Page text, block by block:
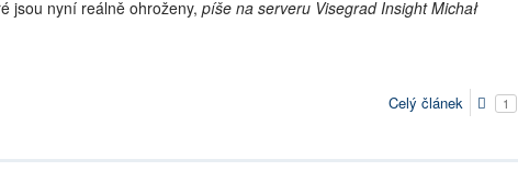
jsou nyní reálně ohroženy, píše na serveru Visegrad Insight Michał
Celý článek 1